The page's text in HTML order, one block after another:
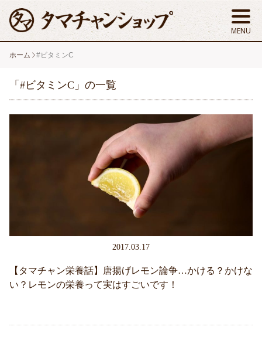
ホーム #ビタミンC
「#ビタミンC」の一覧
2017.03.17
【タマチャン栄養話】唐揚げレモン論争…かける？かけな
い？レモンの栄養って実はすごいです！